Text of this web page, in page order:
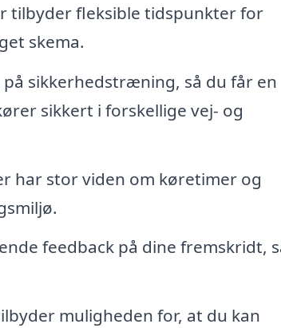
tilbyder fleksible tidspunkter for
skema.
sikkerhedstræning, så du får en
sikkert i forskellige vej- og
har stor viden om køretimer og
feedback på dine fremskridt,
muligheden for, at du kan